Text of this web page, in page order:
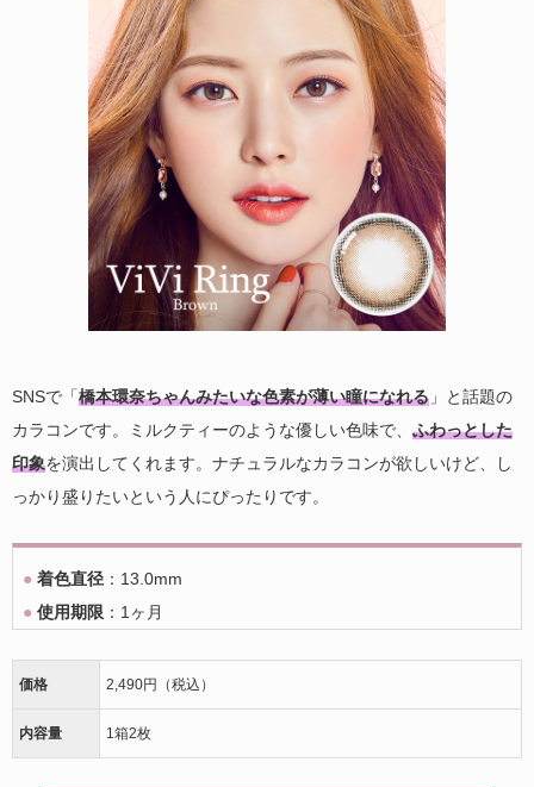
SNSで「橋本環奈ちゃんみたいな色素が薄い瞳になれる 」と話題の
カラコンです。ミルクティーのような優しい色味で、 ふわっとした
印象を演出してくれます。ナチュラルなカラコンが欲しいけど、し
っかり盛りたいという人にぴったりです。
● 着色直径 ：13.0mm
● 使用期限 ：1ヶ月
価格 2,490円（税込）
内容量 1箱2枚